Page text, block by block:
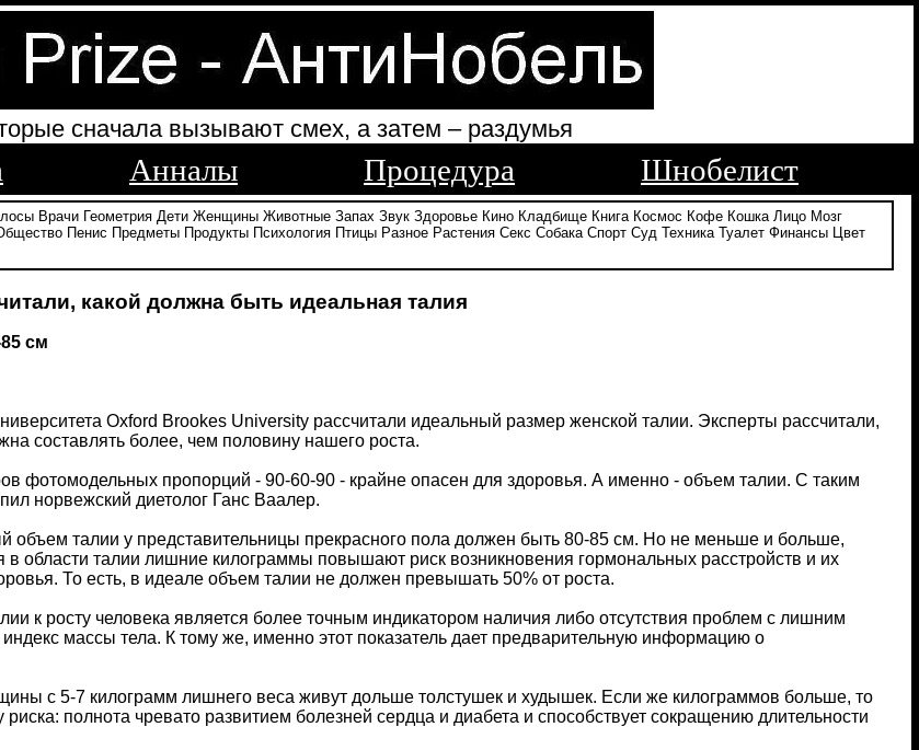
сначала вызывают смех, а затем – раздумья
Анналы Процедура Шнобелист
Врачи Геометрия Дети Женщины Животные Запах Звук Здоровье Кино Кладбище Книга Космос Кофе Кошка Лицо Мозг
Пенис Предметы Продукты Психология Птицы Разное Растения Секс Собака Спорт Суд Техника Туалет Финансы
Цвет
какой должна быть идеальная талия
см
Oxford Brookes University рассчитали идеальный размер женской талии. Эксперты рассчитали,
составлять более, чем половину нашего роста.
фотомодельных пропорций - 90-60-90 - крайне опасен для здоровья. А именно - объем талии. С таким
норвежский диетолог Ганс Ваалер.
объем талии у представительницы прекрасного пола должен быть 80-85 см. Но не меньше и больше,
в области талии лишние килограммы повышают риск возникновения гормональных расстройств и их
То есть, в идеале объем талии не должен превышать 50% от роста.
к росту человека является более точным индикатором наличия либо отсутствия проблем с лишним
массы тела. К тому же, именно этот показатель дает предварительную информацию о
с 5-7 килограмм лишнего веса живут дольше толстушек и худышек. Если же килограммов больше, то
полнота чревато развитием болезней сердца и диабета и способствует сокращению длительности